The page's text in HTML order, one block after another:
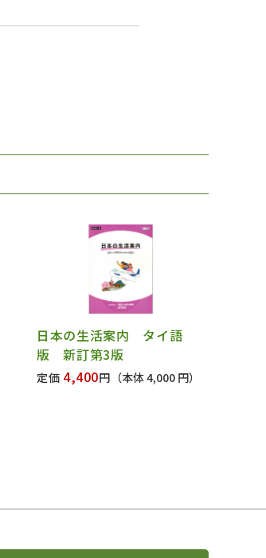
日本の生活案内 タイ語
版 新訂第3版
定価 4,400円 （本体 4,000 円）